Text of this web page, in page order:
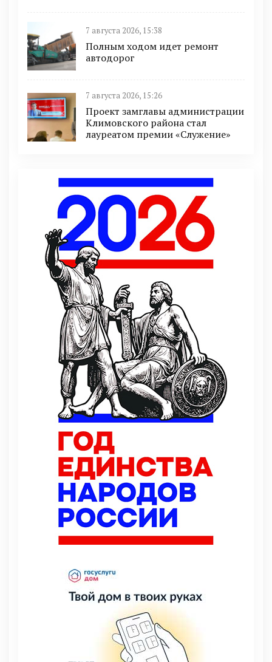
7 августа 2026, 15:38
Полным ходом идет ремонт
автодорог
7 августа 2026, 15:26
Проект замглавы администрации
Климовского района стал
лауреатом премии «Служение»